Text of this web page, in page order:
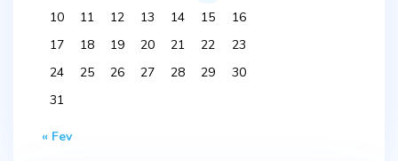
10
11 12 13 14 15
16
17
18 19 20 21 22
23
24
25 26 27 28 29
30
31
« Fev